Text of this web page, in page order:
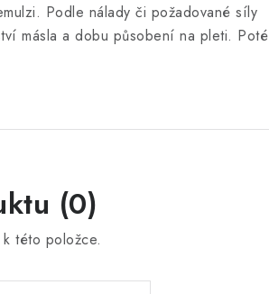
Podle nálady či požadované síly
másla a dobu působení na pleti. Poté
(0)
této položce.